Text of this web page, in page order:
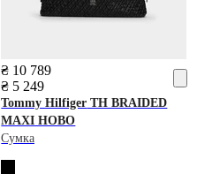
₴ 10 789
₴ 5 249
Tommy Hilfiger TH BRAIDED
MAXI HOBO
Сумка